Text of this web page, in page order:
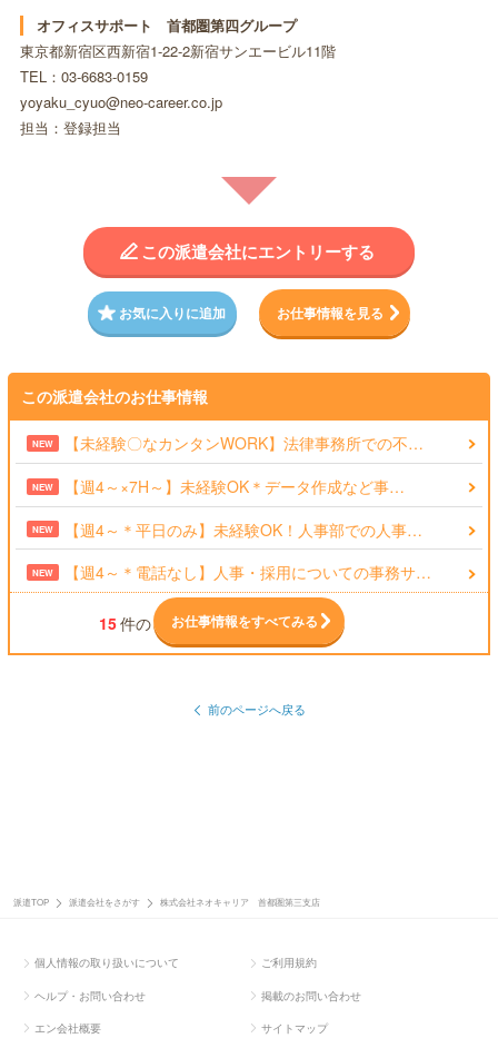
オフィスサポート 首都圏第四グループ
東京都新宿区西新宿1-22-2新宿サンエービル11階
TEL：03-6683-0159
yoyaku_cyuo@neo-career.co.jp
担当：登録担当
この派遣会社にエントリーする
お気に入りに追加 お仕事情報を見る
この派遣会社のお仕事情報
NEW 【未経験〇なカンタンWORK】法律事務所での不…
NEW 【週4～×7H～】未経験OK＊データ作成など事…
NEW 【週4～＊平日のみ】未経験OK！人事部での人事…
NEW 【週4～＊電話なし】人事・採用についての事務サ…
15件の お仕事情報をすべてみる
前のページへ戻る
派遣TOP 派遣会社をさがす 株式会社ネオキャリア 首都圏第三支店
個人情報の取り扱いについて ご利用規約
ヘルプ・お問い合わせ 掲載のお問い合わせ
エン会社概要 サイトマップ